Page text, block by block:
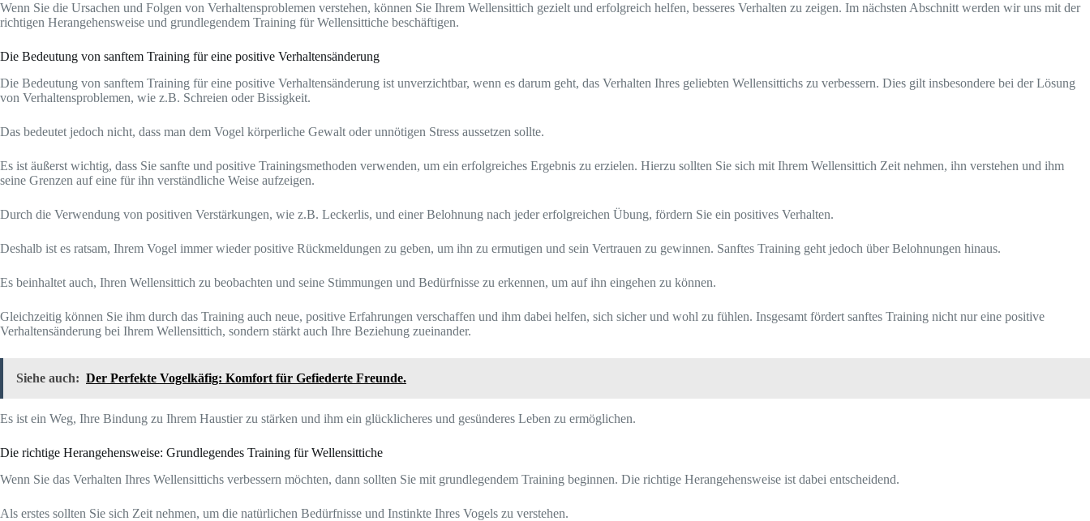
Wenn Sie die Ursachen und Folgen von Verhaltensproblemen verstehen, können Sie Ihrem Wellensittich gezielt und erfolgreich helfen, besseres Verhalten zu zeigen. Im nächsten Abschnitt werden wir uns mit der
richtigen Herangehensweise und grundlegendem Training für Wellensittiche beschäftigen.
Die Bedeutung von sanftem Training für eine positive Verhaltensänderung
Die Bedeutung von sanftem Training für eine positive Verhaltensänderung ist unverzichtbar, wenn es darum geht, das Verhalten Ihres geliebten Wellensittichs zu verbessern. Dies gilt insbesondere bei der Lösung
von Verhaltensproblemen, wie z.B. Schreien oder Bissigkeit.
Das bedeutet jedoch nicht, dass man dem Vogel körperliche Gewalt oder unnötigen Stress aussetzen sollte.
Es ist äußerst wichtig, dass Sie sanfte und positive Trainingsmethoden verwenden, um ein erfolgreiches Ergebnis zu erzielen. Hierzu sollten Sie sich mit Ihrem Wellensittich Zeit nehmen, ihn verstehen und ihm
seine Grenzen auf eine für ihn verständliche Weise aufzeigen.
Durch die Verwendung von positiven Verstärkungen, wie z.B. Leckerlis, und einer Belohnung nach jeder erfolgreichen Übung, fördern Sie ein positives Verhalten.
Deshalb ist es ratsam, Ihrem Vogel immer wieder positive Rückmeldungen zu geben, um ihn zu ermutigen und sein Vertrauen zu gewinnen. Sanftes Training geht jedoch über Belohnungen hinaus.
Es beinhaltet auch, Ihren Wellensittich zu beobachten und seine Stimmungen und Bedürfnisse zu erkennen, um auf ihn eingehen zu können.
Gleichzeitig können Sie ihm durch das Training auch neue, positive Erfahrungen verschaffen und ihm dabei helfen, sich sicher und wohl zu fühlen. Insgesamt fördert sanftes Training nicht nur eine positive
Verhaltensänderung bei Ihrem Wellensittich, sondern stärkt auch Ihre Beziehung zueinander.
Siehe auch: Der Perfekte Vogelkäfig: Komfort für Gefiederte Freunde.
Es ist ein Weg, Ihre Bindung zu Ihrem Haustier zu stärken und ihm ein glücklicheres und gesünderes Leben zu ermöglichen.
Die richtige Herangehensweise: Grundlegendes Training für Wellensittiche
Wenn Sie das Verhalten Ihres Wellensittichs verbessern möchten, dann sollten Sie mit grundlegendem Training beginnen. Die richtige Herangehensweise ist dabei entscheidend.
Als erstes sollten Sie sich Zeit nehmen, um die natürlichen Bedürfnisse und Instinkte Ihres Vogels zu verstehen.